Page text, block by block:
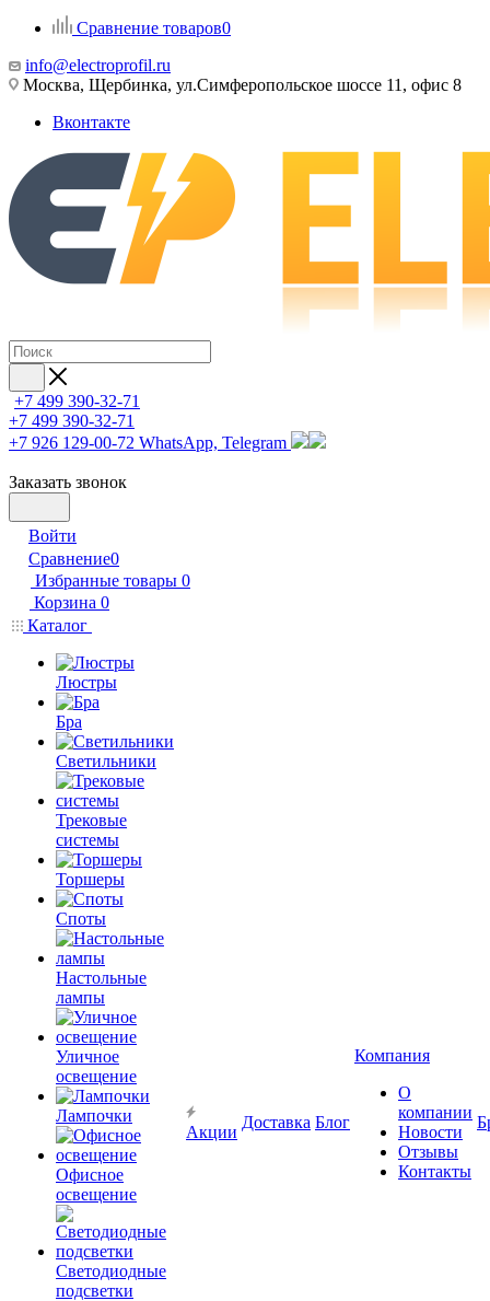
Сравнение товаров0
info@electroprofil.ru
Москва, Щербинка, ул.Симферопольское шоссе 11, офис 8
Вконтакте
+7 499 390-32-71
+7 499 390-32-71
+7 926 129-00-72 WhatsApp, Telegram
Заказать звонок
Войти
Сравнение0
Избранные товары 0
Корзина 0
Каталог
Люстры
Бра
Светильники
Трековые
системы
Торшеры
Споты
Настольные
лампы
Уличное
освещение
Лампочки
Офисное
освещение
Светодиодные
подсветки
Акции
Доставка Блог
Компания
О
компании
Новости
Отзывы
Контакты